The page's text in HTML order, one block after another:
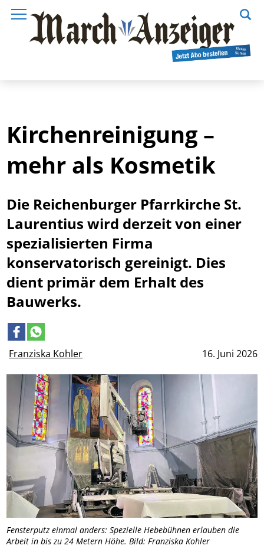
Fensterputz einmal anders: Spezielle Hebebühnen erlauben die
Arbeit in bis zu 24 Metern Höhe. Bild: Franziska Kohler
Franziska Kohler 16. Juni 2026
Kirchenreinigung –
mehr als Kosmetik
Die Reichenburger Pfarrkirche St.
Laurentius wird derzeit von einer
spezialisierten Firma
konservatorisch gereinigt. Dies
dient primär dem Erhalt des
Bauwerks.